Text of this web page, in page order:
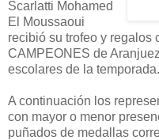
Scarlatti Mohamed
El Moussaoui
recibió su trofeo y regalos
CAMPEONES de
escolares de la temporada.
A continuación los
con mayor o menor
puñados de medallas